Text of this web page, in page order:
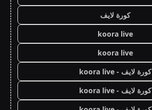
كورة لايف
koora live
koora live
كورة لايف - koora live
كورة لايف - koora live